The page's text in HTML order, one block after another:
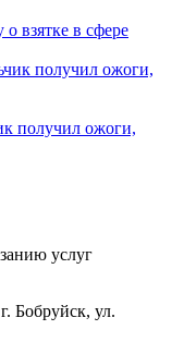
взятке в сфере
получил ожоги,
услуг
Бобруйск, ул.